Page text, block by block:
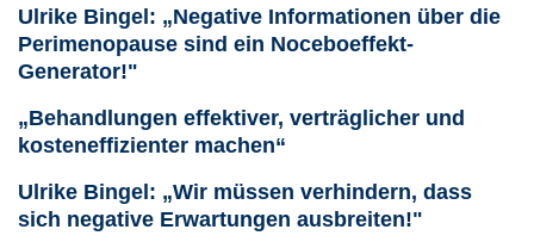
Ulrike Bingel: „Negative Informationen über die
Perimenopause sind ein Noceboeffekt-
Generator!"
„Behandlungen effektiver, verträglicher und
kosteneffizienter machen“
Ulrike Bingel: „Wir müssen verhindern, dass
sich negative Erwartungen ausbreiten!"